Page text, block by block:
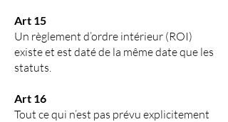
Art 15
Un règlement d’ordre intérieur (ROI)
existe et est daté de la même date que les
statuts.
Art 16
Tout ce qui n’est pas prévu explicitement